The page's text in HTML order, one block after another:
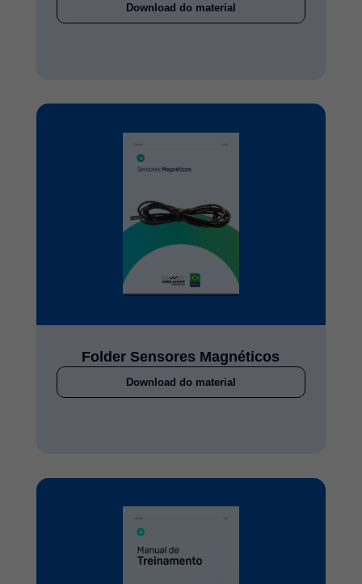
Download do material
Folder Sensores Magnéticos
Download do material